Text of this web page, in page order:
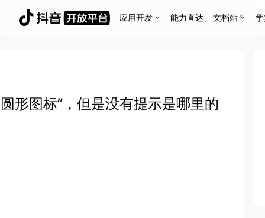
应用开发 能力直达 文档站
形图标”，但是没有提示是哪里的